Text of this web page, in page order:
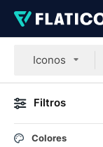
Iconos
Filtros
Colores